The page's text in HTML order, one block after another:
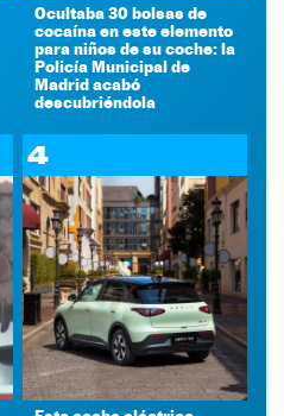
Ocultaba 30 bolsas de
cocaína en este elemento
para niños de su coche: la
Policía Municipal de
Madrid acabó
descubriéndola
4